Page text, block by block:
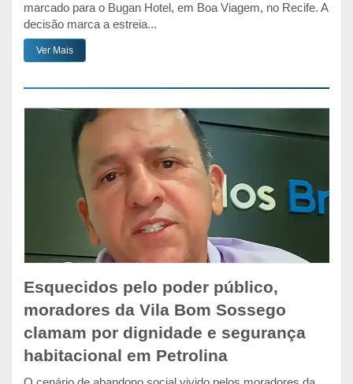
marcado para o Bugan Hotel, em Boa Viagem, no Recife. A
decisão marca a estreia...
Ver Mais
Esquecidos pelo poder público,
moradores da Vila Bom Sossego
clamam por dignidade e segurança
habitacional em Petrolina